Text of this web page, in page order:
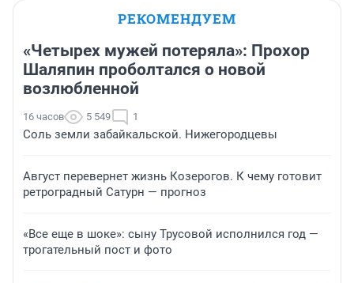
РЕКОМЕНДУЕМ
«Четырех мужей потеряла»: Прохор
Шаляпин проболтался о новой
возлюбленной
16 часов 5 549 1
Соль земли забайкальской. Нижегородцевы
Август перевернет жизнь Козерогов. К чему готовит
ретроградный Сатурн — прогноз
«Все еще в шоке»: сыну Трусовой исполнился год —
трогательный пост и фото